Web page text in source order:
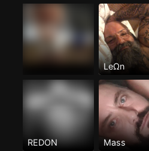
LeΩn
REDON Mass